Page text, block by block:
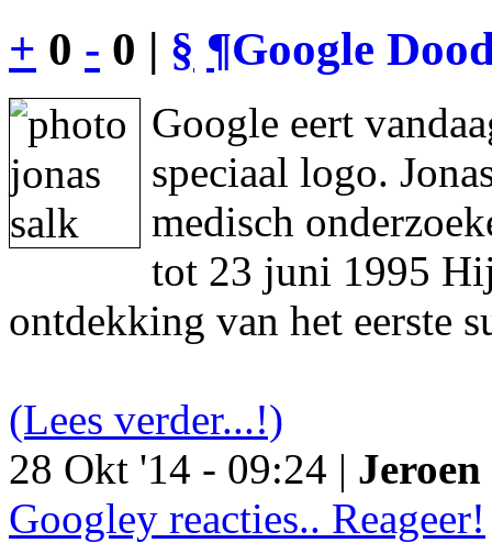
+ 0 - 0 | § ¶Google
Google eert
speciaal logo.
medisch
tot 23 juni 1995
ontdekking van het eerste
(Lees verder...!)
28 Okt '14 - 09:24 |
Googley reacties.. Reageer!